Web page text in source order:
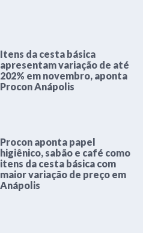
Itens da cesta básica
apresentam variação de até
202% em novembro, aponta
Procon Anápolis
Procon aponta papel
higiênico, sabão e café como
itens da cesta básica com
maior variação de preço em
Anápolis